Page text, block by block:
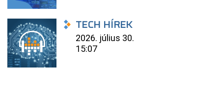
TECH HÍREK
2026. július 30.
15:07